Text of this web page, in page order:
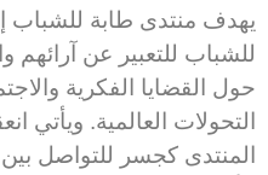
يهدف منتدى طابة للشباب
للشباب للتعبير عن
حول القضايا الفكرية
التحولات العالمية. ويأتي
المنتدى كجسر للتواصل بين